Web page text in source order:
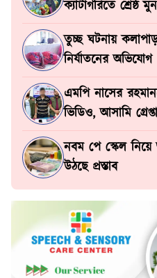
ক্যাটাগরিতে শ্রেষ্ঠ মুন
তুচ্ছ ঘটনায়
নির্যাতনের অভিযোগ
এমপি নাসের
ভিডিও, আসামি
নবম পে স্কেল নিয়ে
উঠছে প্রস্তাব